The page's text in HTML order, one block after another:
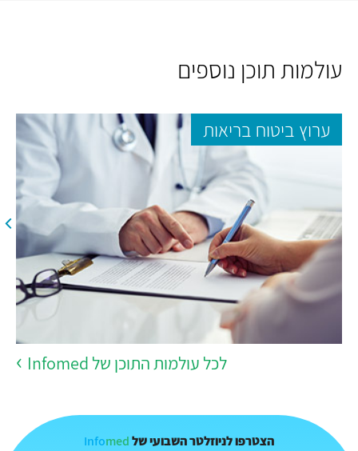
עולמות תוכן נוספים
ערוץ ביטוח בריאות
לכל עולמות התוכן של Infomed
הצטרפו לניוזלטר השבועי של Infomed